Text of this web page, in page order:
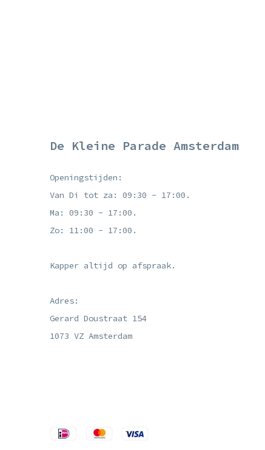
De Kleine Parade Amsterdam
Openingstijden:
Van Di tot za: 09:30 - 17:00.
Ma: 09:30 - 17:00.
Zo: 11:00 - 17:00.
Kapper altijd op afspraak.
Adres:
Gerard Doustraat 154
1073 VZ Amsterdam